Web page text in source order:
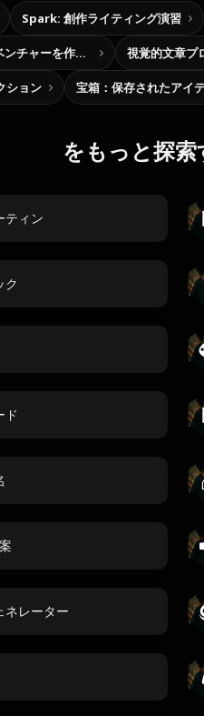
Spark: 創作ライティング演習
自分だけの選択型アドベンチャーを作ろう 視覚的文章プ
ション 宝箱：保存されたアイ
をもっと探索
ティン
ク
ド
ネレーター